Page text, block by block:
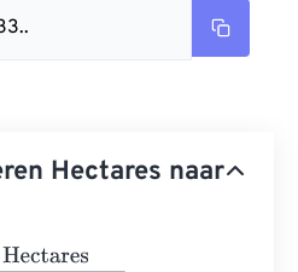
Hectares naar
258.9988110336